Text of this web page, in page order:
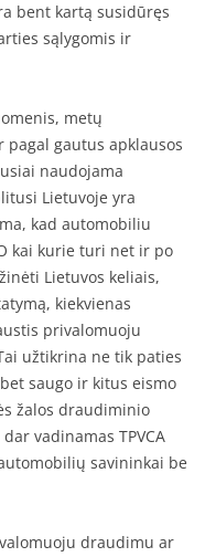
bent kartą susidūręs
sąlygomis ir
metų
gautus apklausos
naudojama
Lietuvoje yra
kad automobiliu
kai kurie turi net ir po
Lietuvos keliais,
kiekvienas
privalomuoju
užtikrina ne tik paties
saugo ir kitus eismo
žalos draudiminio
vadinamas TPVCA
savininkai be
draudimu ar